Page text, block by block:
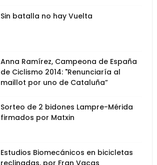
Sin batalla no hay Vuelta
Anna Ramírez, Campeona de España
de Ciclismo 2014: "Renunciaría al
maillot por uno de Cataluña”
Sorteo de 2 bidones Lampre-Mérida
firmados por Matxin
Estudios Biomecánicos en bicicletas
reclinadas, por Fran Vacas